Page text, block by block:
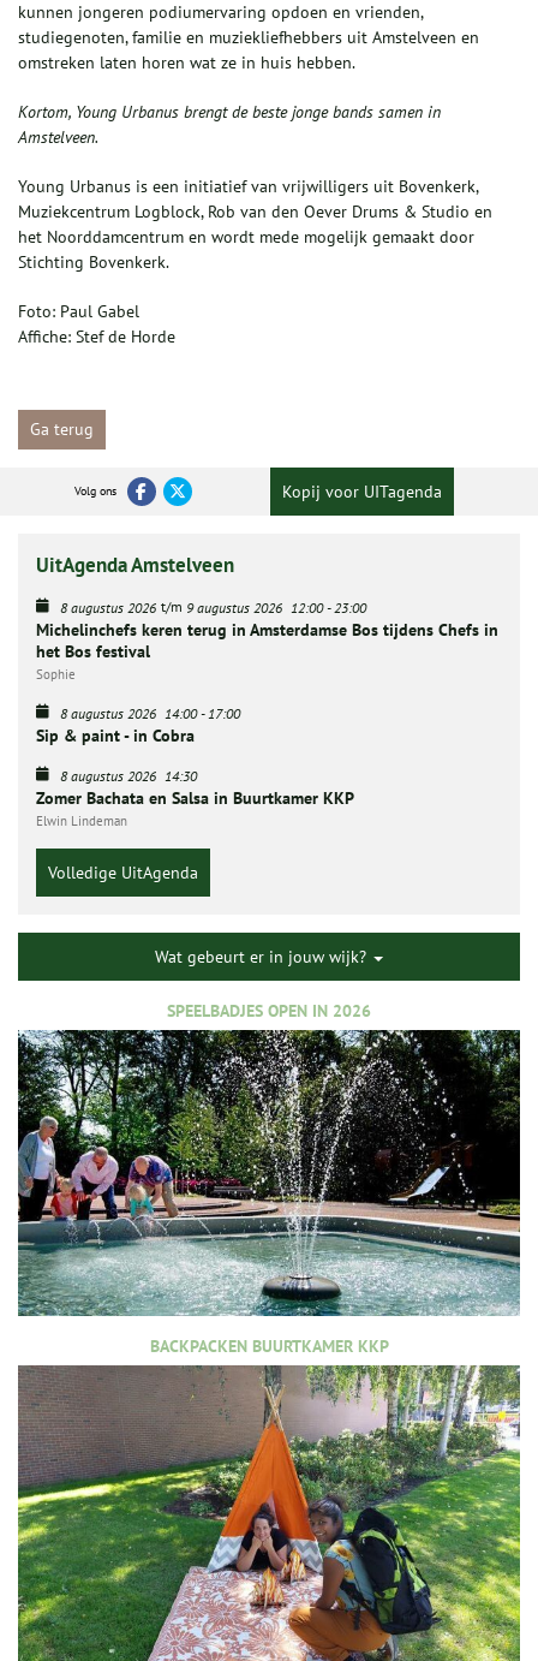
kunnen jongeren podiumervaring opdoen en vrienden,
studiegenoten, familie en muziekliefhebbers uit Amstelveen en
omstreken laten horen wat ze in huis hebben.
Kortom, Young Urbanus brengt de beste jonge bands samen in
Amstelveen.
Young Urbanus is een initiatief van vrijwilligers uit Bovenkerk,
Muziekcentrum Logblock, Rob van den Oever Drums & Studio en
het Noorddamcentrum en wordt mede mogelijk gemaakt door
Stichting Bovenkerk.
Foto: Paul Gabel
Affiche: Stef de Horde
Ga terug
Volg ons Kopij voor UITagenda
UitAgenda Amstelveen
8 augustus 2026 t/m 9 augustus 2026 12:00-23:00
Michelinchefs keren terug in Amsterdamse Bos tijdens Chefs in
het Bos festival
Sophie
8 augustus 2026 14:00-17:00
Sip & paint - in Cobra
8 augustus 2026 14:30
Zomer Bachata en Salsa in Buurtkamer KKP
Elwin Lindeman
Volledige UitAgenda
Wat gebeurt er in jouw wijk?
SPEELBADJES OPEN IN 2026
BACKPACKEN BUURTKAMER KKP